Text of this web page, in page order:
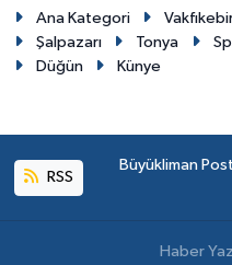
Ana Kategori
Şalpazarı
Tonya
Düğün
Künye
RSS
Büyükliman
Haber